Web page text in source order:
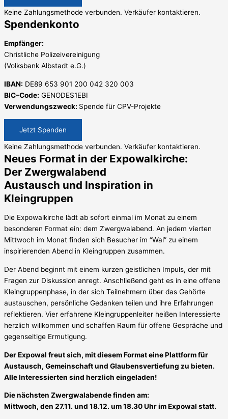
Keine Zahlungsmethode verbunden. Verkäufer kontaktieren.
Spendenkonto
Empfänger:
Christliche Polizeivereinigung
(Volksbank Albstadt e.G.)
IBAN: DE89 653 901 200 042 320 003
BIC–Code: GENODES1EBI
Verwendungszweck: Spende für CPV-Projekte
Jetzt Spenden
Keine Zahlungsmethode verbunden. Verkäufer kontaktieren.
Neues Format in der Expowalkirche:
Der Zwergwalabend
Austausch und Inspiration in
Kleingruppen
Die Expowalkirche lädt ab sofort einmal im Monat zu einem
besonderen Format ein: dem Zwergwalabend. An jedem vierten
Mittwoch im Monat finden sich Besucher im “Wal” zu einem
inspirierenden Abend in Kleingruppen zusammen.
Der Abend beginnt mit einem kurzen geistlichen Impuls, der mit
Fragen zur Diskussion anregt. Anschließend geht es in eine offene
Kleingruppenphase, in der sich Teilnehmern über das Gehörte
austauschen, persönliche Gedanken teilen und ihre Erfahrungen
reflektieren. Vier erfahrene Kleingruppenleiter heißen Interessierte
herzlich willkommen und schaffen Raum für offene Gespräche und
gegenseitige Ermutigung.
Der Expowal freut sich, mit diesem Format eine Plattform für
Austausch, Gemeinschaft und Glaubensvertiefung zu bieten.
Alle Interessierten sind herzlich eingeladen!
Die nächsten Zwergwalabende finden am:
Mittwoch, den 27.11. und 18.12. um 18.30 Uhr im Expowal statt.